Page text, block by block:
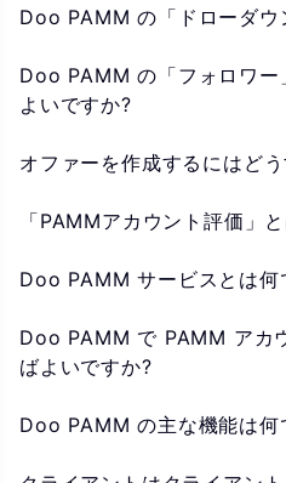
Doo PAMM の「ドローダウ
Doo PAMM の「フォロワー
よいですか?
オファーを作成するにはど
「PAMMアカウント評価」
Doo PAMM サービスとは何
Doo PAMM で PAMM アカ
ばよいですか?
Doo PAMM の主な機能は何